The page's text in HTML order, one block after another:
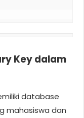
Key dalam
database
mahasiswa dan